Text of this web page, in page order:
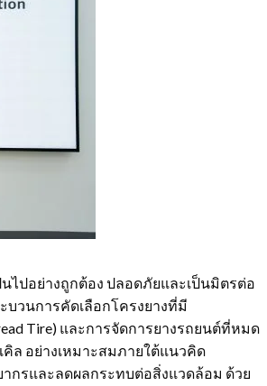
ไปอย่างถูกต้อง ปลอดภัยและเป็นมิตรต่อ
วนการคัดเลือกโครงยางที่มี
Tire) และการจัดการยางรถยนต์ที่หมด
คิล อย่างเหมาะสมภายใต้แนวคิด
ากรและลดผลกระทบต่อสิ่งแวดล้อม ด้วย